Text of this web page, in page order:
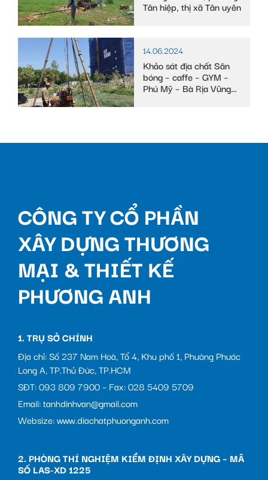
Tân hiệp, thị xã Tân uyên
14.06.2024
Khảo sát địa chất Sân
bóng – caffe – GYM –
Phú Mỹ – Bà Rịa Vũng
CÔNG TY CỔ PHẦN
XÂY DỰNG THƯƠNG
MẠI & THIẾT KẾ
PHƯƠNG ANH
1. TRỤ SỞ CHÍNH
Địa chỉ: Số 237 Nam Hoà, Tổ 4, Khu phố 1, Phường Phước
Long A, TP.Thủ Đức, TP.HCM
SĐT: 093 809 7900 – Fax: 028 5409 5709
Email: tanhdinhvan@gmail.com
Websize: www.diachatphuonganh.com
2. PHÒNG THÍ NGHIỆM KIỂM ĐỊNH XÂY DỰNG – MÃ
SỐ LAS-XD 1225